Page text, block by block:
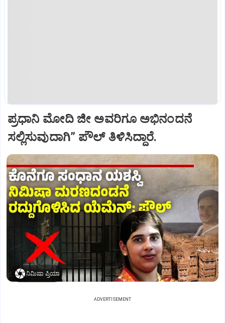
ಪ್ರಧಾನಿ ಮೋದಿ ಜೀ ಅವರಿಗೂ ಅಭಿನಂದನೆ
ಸಲ್ಲಿಸುವುದಾಗಿ” ಪೌಲ್‌ ತಿಳಿಸಿದ್ದಾರೆ.
ನಿಮಿಷಾ ಪ್ರಿಯಾ
ADVERTISEMENT